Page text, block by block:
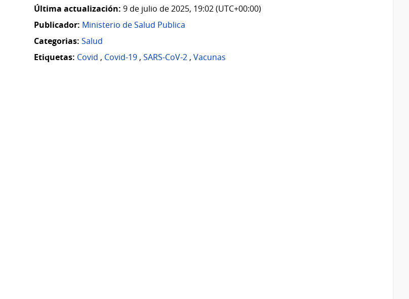
Última actualización: 9 de julio de 2025, 19:02 (UTC+00:00)
Publicador: Ministerio de Salud Publica
Categorias: Salud
Etiquetas: Covid , Covid-19, SARS-CoV-2, Vacunas